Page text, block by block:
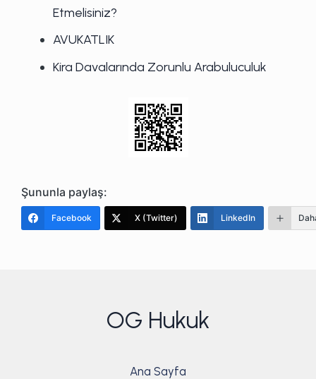
Etmelisiniz?
AVUKATLIK
Kira Davalarında Zorunlu Arabuluculuk
Şununla paylaş:
Facebook X (Twitter) LinkedIn
OG Hukuk
Ana Sayfa